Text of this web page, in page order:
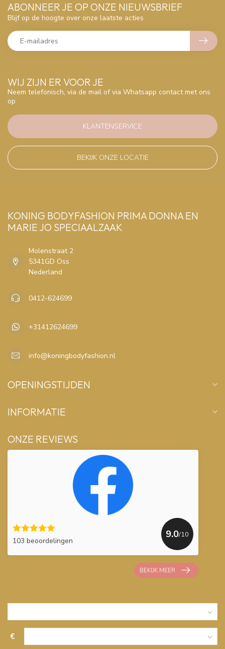
WIJ ZIJN ER VOOR JE
Neem telefonisch, via de mail of via Whatsapp contact met ons
op
KLANTENSERVICE
BEKIJK ONZE LOCATIE
ABONNEER JE OP ONZE NIEUWSBRIEF
Blijf op de hoogte over onze laatste acties
KONING BODYFASHION PRIMA DONNA EN
MARIE JO SPECIAALZAAK
Molenstraat 2
5341GD Oss
Nederland
0412-624699
+31412624699
info@koningbodyfashion.nl
OPENINGSTIJDEN
INFORMATIE
ONZE REVIEWS
103 beoordelingen
9.0/10
BEKIJK MEER
€